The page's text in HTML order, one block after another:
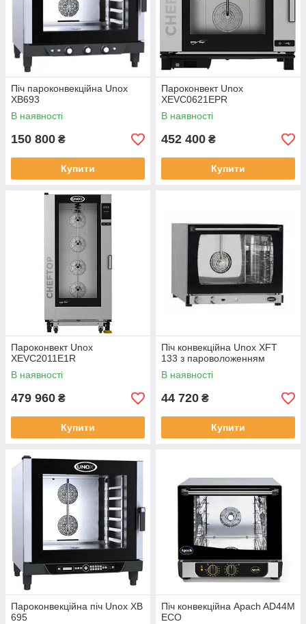
Піч пароконвекційна Unox
XB693
В наявності
150 800 ₴
Купити
Пароконвект Unox
XEVC0621EPR
В наявності
452 400 ₴
Купити
Пароконвект Unox
XEVC2011E1R
В наявності
479 960 ₴
Купити
Піч конвекційна Unox XFT
133 з пароволоженням
В наявності
44 720 ₴
Купити
Пароконвекційна піч Unox XB
695
Піч конвекційна Apach AD44M
ECO